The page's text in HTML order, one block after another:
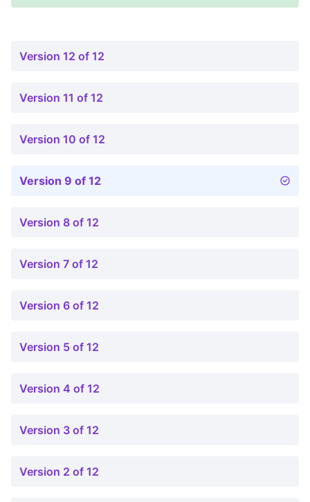
Version 12 of 12
Version 11 of 12
Version 10 of 12
Version 9 of 12
Version 8 of 12
Version 7 of 12
Version 6 of 12
Version 5 of 12
Version 4 of 12
Version 3 of 12
Version 2 of 12